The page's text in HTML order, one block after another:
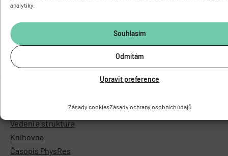
analytiky.
Souhlasím
Odmítám
Upravit preference
Zásady cookiesZásady ochrany osobních údajů
Základní informace
Vedení a struktura
Knihovna
Časopis PhysRes